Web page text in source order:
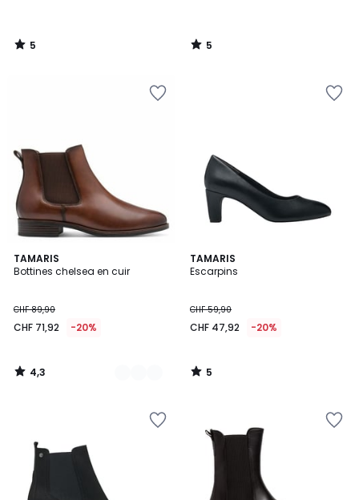
5
/
5
/
TAMARIS
Bottines chelsea en cuir
CHF 89,90
CHF 71,92 -20%
4,3
/ 5
2
Couleurs
4,3
/
TAMARIS
Escarpins
CHF 59,90
CHF 47,92 -20%
5
/
5
/